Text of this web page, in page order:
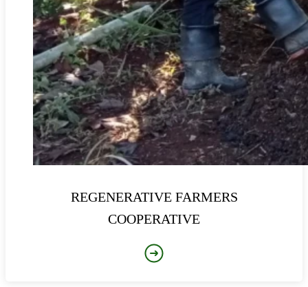
REGENERATIVE FARMERS
COOPERATIVE